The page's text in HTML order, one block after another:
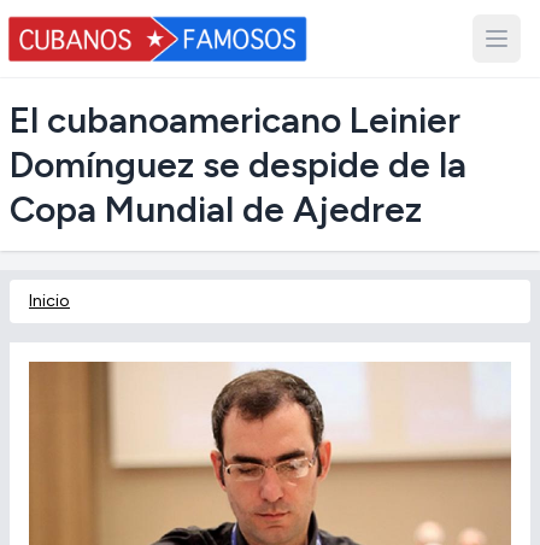
El cubanoamericano Leinier
Domínguez se despide de la
Copa Mundial de Ajedrez
Inicio